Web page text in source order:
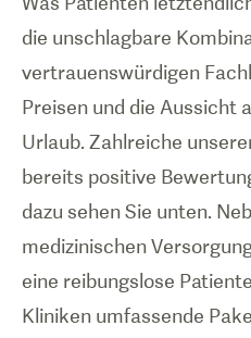
die unschlagbare
vertrauenswürdigen
Preisen und die Aussicht
Urlaub. Zahlreiche
bereits positive
dazu sehen Sie unten.
medizinischen
eine reibungslose
Kliniken umfassende